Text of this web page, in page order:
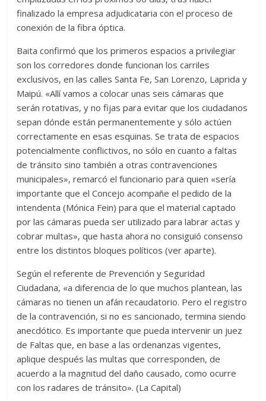
finalizado la empresa adjudicataria con el proceso de
conexión de la fibra óptica.
Baita confirmó que los primeros espacios a privilegiar
son los corredores donde funcionan los carriles
exclusivos, en las calles Santa Fe, San Lorenzo, Laprida y
Maipú. «Allí vamos a colocar unas seis cámaras que
serán rotativas, y no fijas para evitar que los ciudadanos
sepan dónde están permanentemente y sólo actúen
correctamente en esas esquinas. Se trata de espacios
potencialmente conflictivos, no sólo en cuanto a faltas
de tránsito sino también a otras contravenciones
municipales», remarcó el funcionario para quien «sería
importante que el Concejo acompañe el pedido de la
intendenta (Mónica Fein) para que el material captado
por las cámaras pueda ser utilizado para labrar actas y
cobrar multas», que hasta ahora no consiguió consenso
entre los distintos bloques políticos (ver aparte).
Según el referente de Prevención y Seguridad
Ciudadana, «a diferencia de lo que muchos plantean, las
cámaras no tienen un afán recaudatorio. Pero el registro
de la contravención, si no es sancionado, termina siendo
anecdótico. Es importante que pueda intervenir un juez
de Faltas que, en base a las ordenanzas vigentes,
aplique después las multas que corresponden, de
acuerdo a la magnitud del daño causado, como ocurre
con los radares de tránsito». (La Capital)